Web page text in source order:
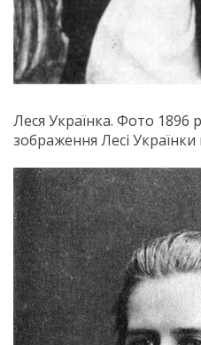
Леся Українка. Фото 1896
зображення Лесі